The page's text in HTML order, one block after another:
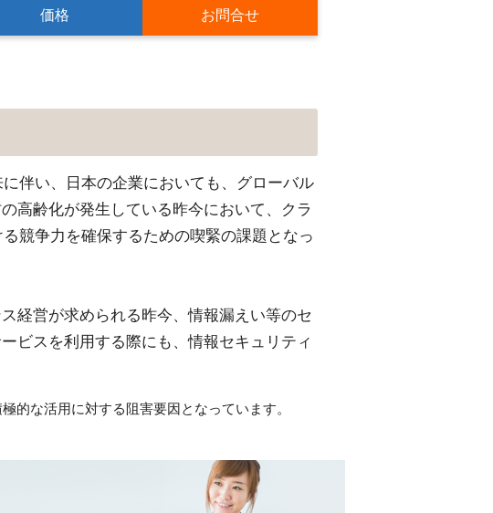
価格 お問合せ
伴い、日本の企業においても、グローバル
高齢化が発生している昨今において、クラ
競争力を確保するための喫緊の課題となっ
経営が求められる昨今、情報漏えい等のセ
ビスを利用する際にも、情報セキュリティ
的な活用に対する阻害要因となっています。